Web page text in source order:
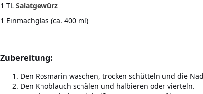
1 TL Salatgewürz
1 Einmachglas (ca. 400 ml)
Zubereitung:
Den Rosmarin waschen, trocken schütteln und die
Den Knoblauch schälen und halbieren oder vierteln.